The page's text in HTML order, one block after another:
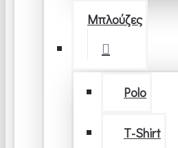
Μπλούζες
Polo
T-Shirt